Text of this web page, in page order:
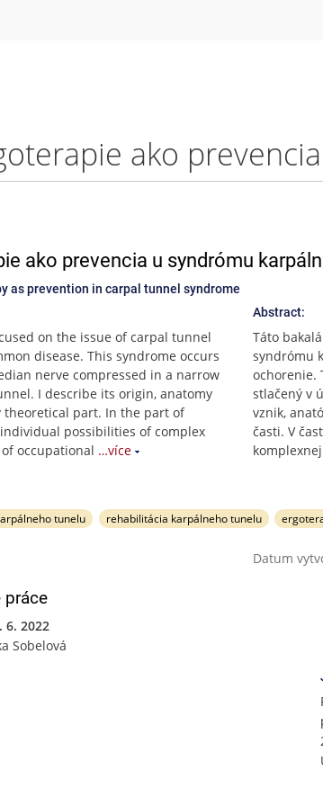
ako prevencia u syndrómu
as prevention in carpal tunnel syndrome
on the issue of carpal tunnel
disease. This syndrome occurs
nerve compressed in a narrow
I describe its origin, anatomy
part. In the part of
possibilities of complex
occupational …více
Abstract:
Táto
syndrómu
ochorenie.
stlačený v
vznik,
časti. V
tunelu rehabilitácia karpálneho tunelu
Datum
práce
6. 2022
Sobelová